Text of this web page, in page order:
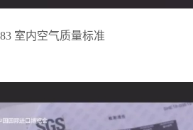
室内空气质量标准